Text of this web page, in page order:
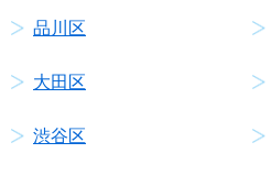
品川区
大田区
渋谷区